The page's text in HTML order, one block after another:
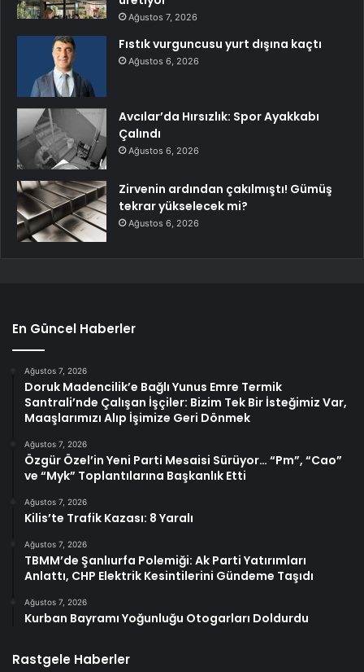
Ağustos 7, 2026
Fıstık vurguncusu yurt dışına kaçtı
Ağustos 6, 2026
Avcılar’da Hırsızlık: Spor Ayakkabı
Çalındı
Ağustos 6, 2026
Zirvenin ardından çakılmıştı! Gümüş
tekrar yükselecek mi?
Ağustos 6, 2026
En Güncel Haberler
Ağustos 7, 2026
Doruk Madencilik’e Bağlı Yunus Emre Termik
Santrali’nde Çalışan İşçiler: Bizim Tek Bir İsteğimiz Var,
Maaşlarımızı Alıp İşimize Geri Dönmek
Ağustos 7, 2026
Özgür Özel’in Yeni Parti Mesaisi Sürüyor… “Pm”, “Cao”
ve “Myk” Toplantılarına Başkanlık Etti
Ağustos 7, 2026
Kilis’te Trafik Kazası: 8 Yaralı
Ağustos 7, 2026
TBMM’de Şanlıurfa Polemiği: Ak Parti Yatırımları
Anlattı, CHP Elektrik Kesintilerini Gündeme Taşıdı
Ağustos 7, 2026
Kurban Bayramı Yoğunluğu Otogarları Doldurdu
Rastgele Haberler